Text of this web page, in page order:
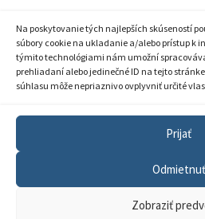
Na poskytovanie tých najlepších skúseností
súbory cookie na ukladanie a/alebo prístup k
týmito technológiami nám umožní
prehliadaní alebo jedinečné ID na tejto
súhlasu môže nepriaznivo ovplyvniť určité
Prijať
Odmietnuť
Zobraziť
Zásady ochrany
Sprístupnenie
GDPR